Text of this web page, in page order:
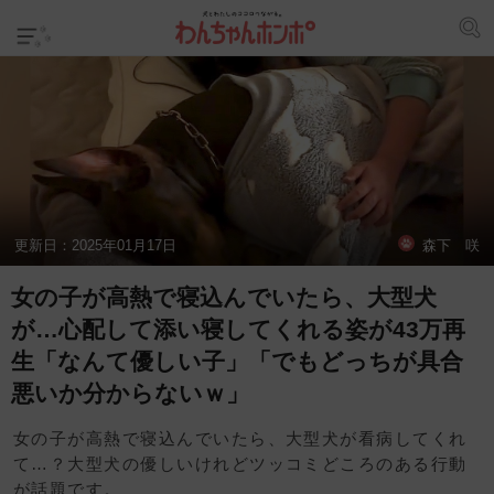
更新日： 2025年01月17日 森下 咲
女の子が高熱で寝込んでいたら、大型犬
が…心配して添い寝してくれる姿が43万再
生「なんて優しい子」「でもどっちが具合
悪いか分からないｗ」
女の子が高熱で寝込んでいたら、大型犬が看病してくれ
て…？大型犬の優しいけれどツッコミどころのある行動
が話題です。